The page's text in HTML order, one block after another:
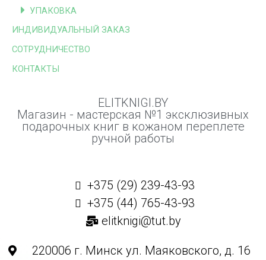
УПАКОВКА
ИНДИВИДУАЛЬНЫЙ ЗАКАЗ
СОТРУДНИЧЕСТВО
КОНТАКТЫ
ELITKNIGI.BY
Магазин - мастерская №1 эксклюзивных
подарочных книг в кожаном переплете
ручной работы
+375 (29) 239-43-93
+375 (44) 765-43-93
elitknigi@tut.by
220006 г. Минск ул. Маяковского, д. 16